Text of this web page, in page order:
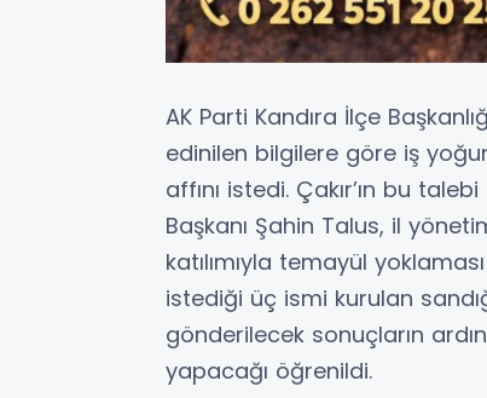
AK Parti Kandıra İlçe
edinilen bilgilere göre iş
affını istedi. Çakır’ın bu
Başkanı Şahin Talus, il
katılımıyla temayül
istediği üç ismi kurulan
gönderilecek sonuçların
yapacağı öğrenildi.